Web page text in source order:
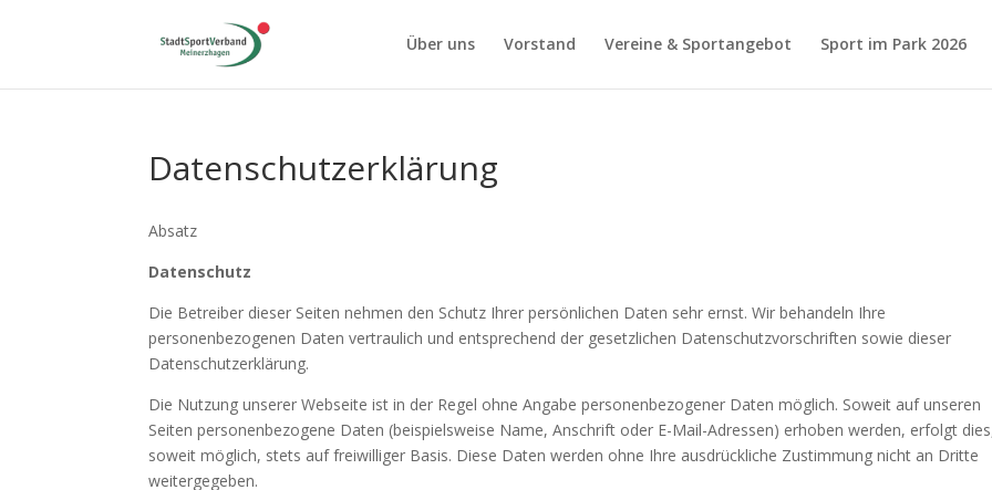
Über uns Vorstand Vereine & Sportangebot Sport im Park 2026
Datenschutzerklärung
Absatz
Datenschutz
Die Betreiber dieser Seiten nehmen den Schutz Ihrer persönlichen Daten sehr ernst. Wir behandeln Ihre
personenbezogenen Daten vertraulich und entsprechend der gesetzlichen Datenschutzvorschriften sowie dieser
Datenschutzerklärung.
Die Nutzung unserer Webseite ist in der Regel ohne Angabe personenbezogener Daten möglich. Soweit auf unseren
Seiten personenbezogene Daten (beispielsweise Name, Anschrift oder E-Mail-Adressen) erhoben werden, erfolgt
soweit möglich, stets auf freiwilliger Basis. Diese Daten werden ohne Ihre ausdrückliche Zustimmung nicht an Dritte
weitergegeben.